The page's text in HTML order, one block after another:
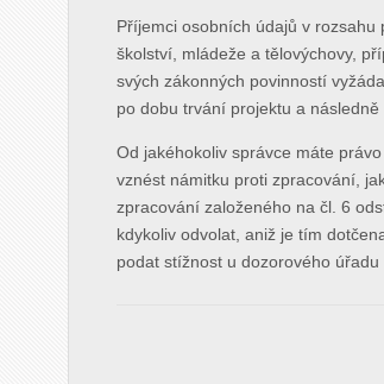
Příjemci osobních údajů v
školství, mládeže a tělovýchovy,
svých zákonných povinností
po dobu trvání projektu a
Od jakéhokoliv správce máte
vznést námitku proti zpracování,
zpracování založeného na čl. 6
kdykoliv odvolat, aniž je tím
podat stížnost u dozorového